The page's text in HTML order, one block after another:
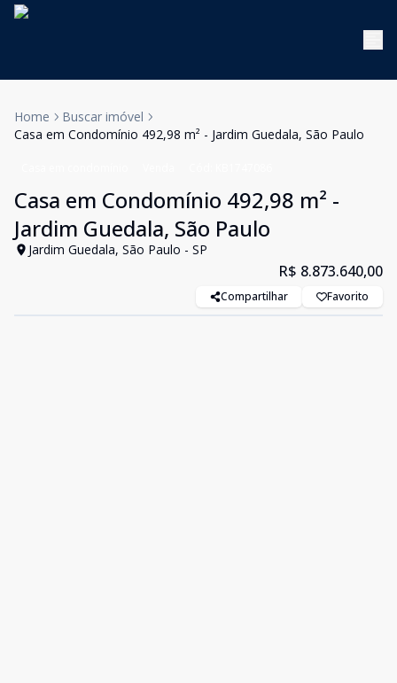
Home
Buscar imóvel
Casa em Condomínio 492,98 m² - Jardim Guedala, São Paulo
Casa em Condomínio 492,98 m² -
Jardim Guedala, São Paulo
Jardim Guedala, São Paulo - SP
R$ 8.873.640,00
Compartilhar Favorito